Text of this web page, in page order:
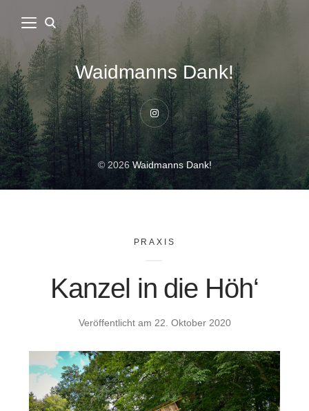
Waidmanns Dank!
Instagram
© 2026Waidmanns Dank!
PRAXIS
Kanzel in die Höh‘
Veröffentlicht am 22. Oktober 2020